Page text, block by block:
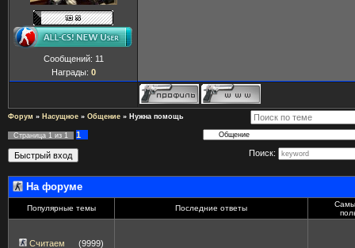
Сообщений: 11
Награды: 0
Форум » Насущное » Общение » Нужна помощь
Страница 1 из 1
1
Поиск:
На форуме
Популярные темы Последние ответы
Считаем
(9999)